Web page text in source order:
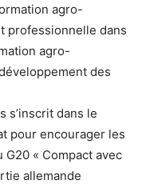
agro-
professionnelle dans
agro-
des
s’inscrit dans le
pour encourager les
G20 « Compact avec
allemande